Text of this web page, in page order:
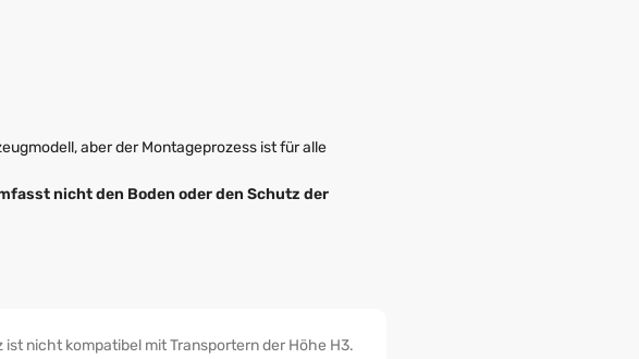
aber der Montageprozess ist für alle
nicht den Boden oder den Schutz der
nicht kompatibel mit Transportern der Höhe H3.